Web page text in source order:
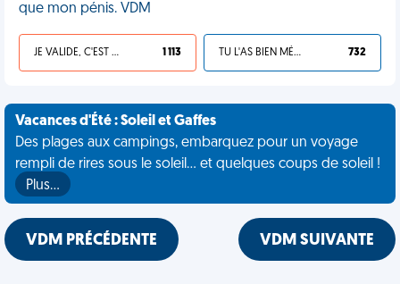
que mon pénis. VDM
JE VALIDE, C'EST UNE VDM 1 113 TU L'AS BIEN MÉRITÉ 732
Vacances d'Été : Soleil et Gaffes
Des plages aux campings, embarquez pour un voyage
rempli de rires sous le soleil... et quelques coups de soleil !
Plus…
VDM PRÉCÉDENTE VDM SUIVANTE